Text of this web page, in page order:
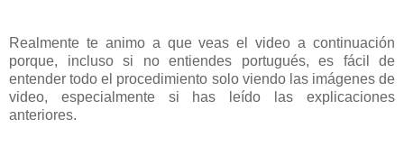
Realmente te animo a que veas el video a continuación
porque, incluso si no entiendes portugués, es fácil de
entender todo el procedimiento solo viendo las imágenes de
video, especialmente si has leído las explicaciones
anteriores.